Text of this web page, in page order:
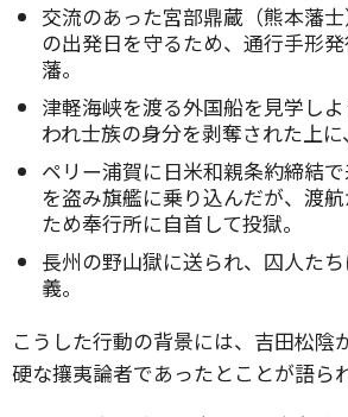
交流のあった宮部鼎蔵（熊本藩
の出発日を守るため、通行手形
藩。
津軽海峡を渡る外国船を見学し
われ士族の身分を剥奪された上に
ペリー浦賀に日米和親条約締結
を盗み旗艦に乗り込んだが、渡
ため奉行所に自首して投獄。
長州の野山獄に送られ、囚人た
義。
こうした行動の背景には、吉田松陰
硬な攘夷論者であったとことが語ら